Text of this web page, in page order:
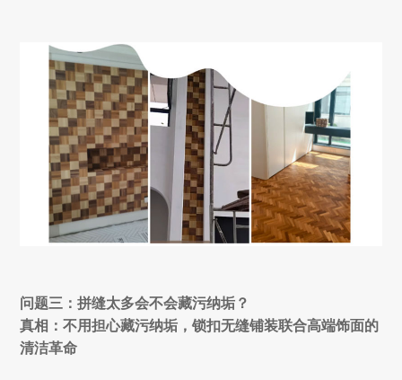
问题三：拼缝太多会不会藏污纳垢？
真相：不用担心藏污纳垢，锁扣无缝铺装联合高端饰面的
清洁革命